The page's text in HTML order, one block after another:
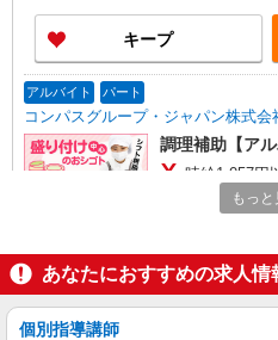
キープ
アルバイト パート
コンパスグループ・ジャパン株式
調理補助【アル
時給1,057円以上 試用期間中 時給
(試用期間2ヶ月) 残業が発生した場合、残業代を1
分単位で別途支
キープ
もっと
あなたにおすすめの求人情
個別指導講師